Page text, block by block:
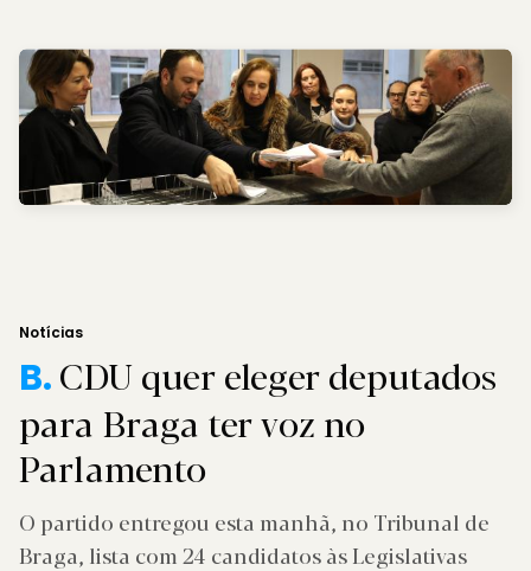
Notícias
B.CDU quer eleger deputados
para Braga ter voz no
Parlamento
O partido entregou esta manhã, no Tribunal de
Braga, lista com 24 candidatos às Legislativas